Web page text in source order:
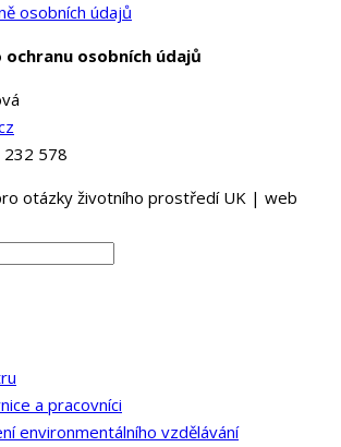
osobních údajů
osobních údajů
232 578
otázky životního prostředí UK | web
a pracovníci
environmentálního vzdělávání